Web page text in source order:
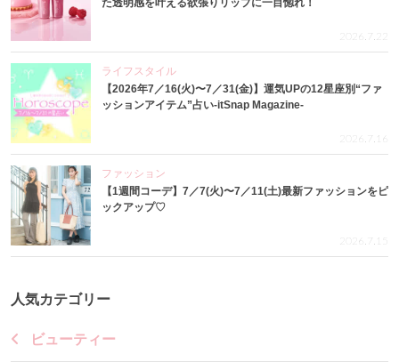
た透明感を叶える欲張りリップに一目惚れ！
2026.7.22
ライフスタイル
【2026年7／16(火)〜7／31(金)】運気UPの12星座別“ファ
ッションアイテム”占い-itSnap Magazine-
2026.7.16
ファッション
【1週間コーデ】7／7(火)〜7／11(土)最新ファッションをピ
ックアップ♡
2026.7.15
人気カテゴリー
ビューティー